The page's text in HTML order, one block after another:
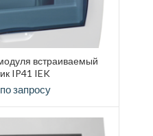
встраиваемый
IP41 IEK
запросу